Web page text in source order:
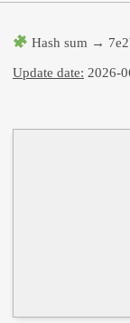
Hash sum →
Update date: 2026-